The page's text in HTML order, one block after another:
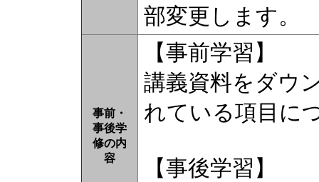
部変更します。
事前・
事後学
修の内
容
【事前学習】
講義資料をダウ
れている項目に
【事後学習】